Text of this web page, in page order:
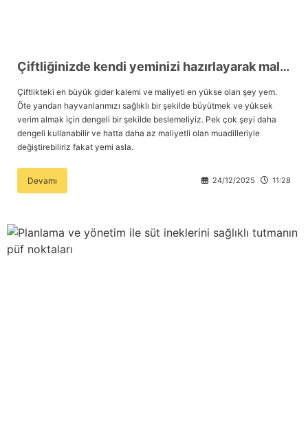
Çiftliğinizde kendi yeminizi hazırlayarak maliyetinizi azaltabilirsiniz.
Çiftlikteki en büyük gider kalemi ve maliyeti en yükse olan şey yem.
Öte yandan hayvanlarımızı sağlıklı bir şekilde büyütmek ve yüksek
verim almak için dengeli bir şekilde beslemeliyiz. Pek çok şeyi daha
dengeli kullanabilir ve hatta daha az maliyetli olan muadilleriyle
değiştirebiliriz fakat yemi asla.
Devamı 24/12/2025 11:28